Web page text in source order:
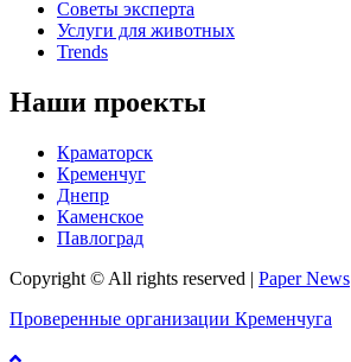
Советы эксперта
Услуги для животных
Trends
Наши проекты
Краматорск
Кременчуг
Днепр
Каменское
Павлоград
Copyright © All rights reserved | Paper News
Проверенные организации Кременчуга